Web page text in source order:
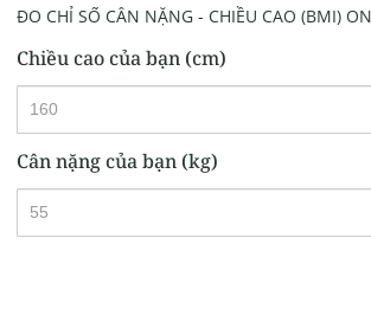
ĐO CHỈ SỐ CÂN NẶNG - CHIỀU CAO (BMI)
Chiều cao của bạn (cm)
Cân nặng của bạn (kg)